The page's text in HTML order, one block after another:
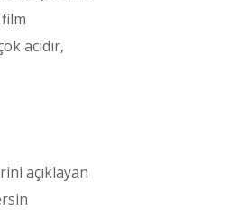
acıdır,
açıklayan